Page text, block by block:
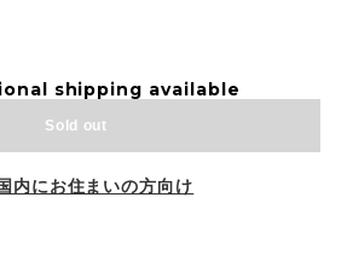
shipping available
Sold out
内にお住まいの方向け